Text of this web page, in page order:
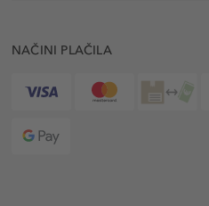
NAČINI PLAČILA